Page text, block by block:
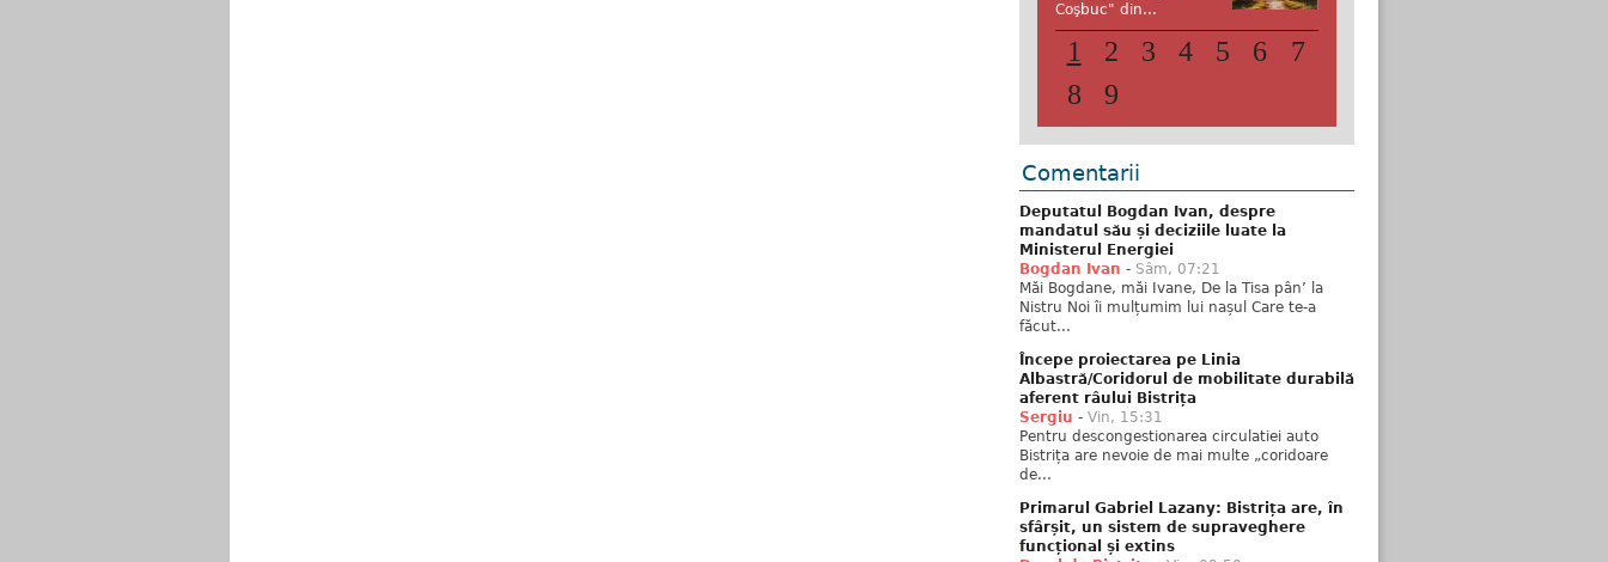
Coşbuc" din...
1 2 3 4 5 6
7
8
9
Comentarii
Deputatul Bogdan Ivan, despre
mandatul său și deciziile luate la
Ministerul Energiei
Bogdan Ivan - Sâm, 07:21
Măi Bogdane, măi Ivane, De la Tisa pân’ la
Nistru Noi îi mulțumim lui nașul Care te-a
făcut...
Începe proiectarea pe Linia
Albastră/Coridorul de mobilitate durabilă
aferent râului Bistrița
Sergiu - Vin, 15:31
Pentru descongestionarea circulatiei auto
Bistrița are nevoie de mai multe „coridoare
de...
Primarul Gabriel Lazany: Bistrița are, în
sfârșit, un sistem de supraveghere
funcțional și extins